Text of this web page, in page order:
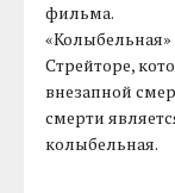
фильма.
«Колыбельная»
Стрейторе,
внезапной
смерти
колыбельная.